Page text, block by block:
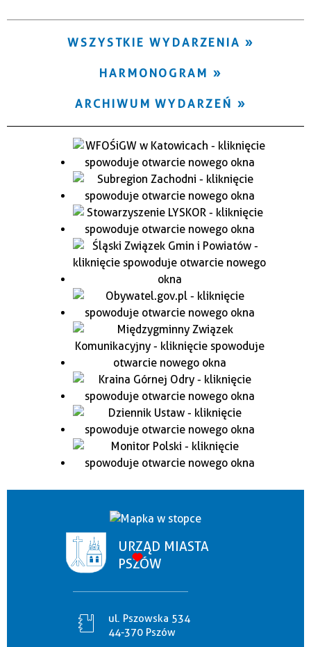
WSZYSTKIE WYDARZENIA
HARMONOGRAM
ARCHIWUM WYDARZEŃ
URZĄD MIASTA
PSZÓW
ul. Pszowska 534
44-370 Pszów